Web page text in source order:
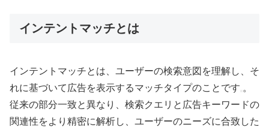
インテントマッチとは
インテントマッチとは、ユーザーの検索意図を理解し、そ
れに基づいて広告を表示するマッチタイプのことです 。
従来の部分一致と異なり、検索クエリと広告キーワードの
関連性をより精密に解析し、ユーザーのニーズに合致した